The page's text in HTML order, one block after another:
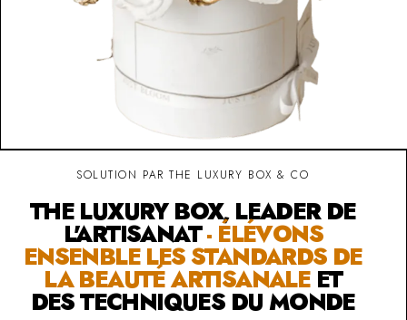
SOLUTION PAR THE LUXURY BOX & CO
THE LUXURY BOX, LEADER DE
L'ARTISANAT- ÉLÉVONS
ENSENBLE LES STANDARDS DE
LA BEAUTÉ ARTISANALE ET
DES TECHNIQUES DU MONDE